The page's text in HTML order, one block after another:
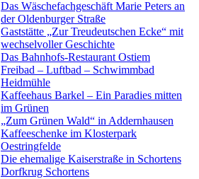
Das Wäschefachgeschäft Marie Peters an
der Oldenburger Straße
Gaststätte „Zur Treudeutschen Ecke“ mit
wechselvoller Geschichte
Das Bahnhofs-Restaurant Ostiem
Freibad – Luftbad – Schwimmbad
Heidmühle
Kaffeehaus Barkel – Ein Paradies mitten
im Grünen
„Zum Grünen Wald“ in Addernhausen
Kaffeeschenke im Klosterpark
Oestringfelde
Die ehemalige Kaiserstraße in Schortens
Dorfkrug Schortens